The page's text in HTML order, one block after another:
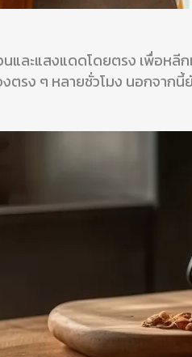
นและแสงแดดโดยตรง เพื่อห
รง ๆ หลายชั่วโมง นอกจาก